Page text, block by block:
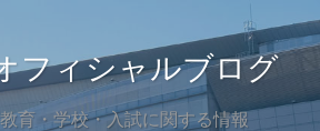
フィシャルブログ
育・学校・入試に関する情報